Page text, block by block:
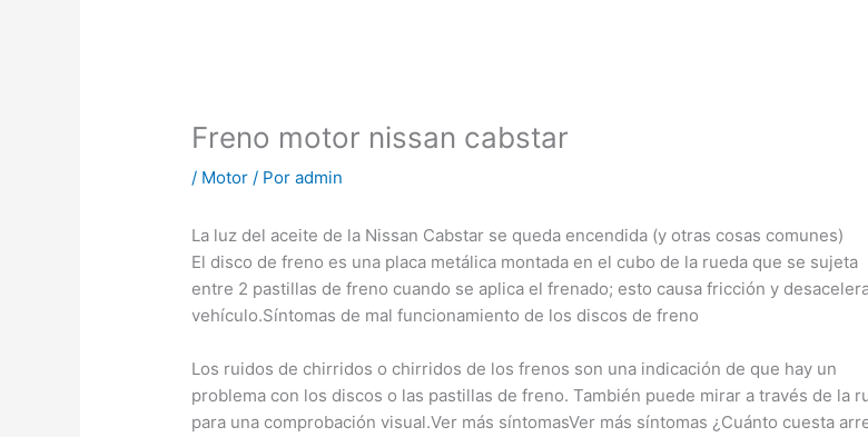
Freno motor nissan cabstar
/ Motor / Poradmin
La luz del aceite de la Nissan Cabstar se queda encendida (y otras cosas comunes)
El disco de freno es una placa metálica montada en el cubo de la rueda que se sujeta
entre 2 pastillas de freno cuando se aplica el frenado; esto causa fricción y
vehículo.Síntomas de mal funcionamiento de los discos de freno
Los ruidos de chirridos o chirridos de los frenos son una indicación de que hay un
problema con los discos o las pastillas de freno. También puede mirar a través de la
para una comprobación visual.Ver más síntomasVer más síntomas ¿Cuánto cuesta